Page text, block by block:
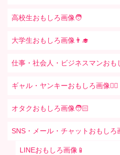
高校生おもしろ画像🧑
大学生おもしろ画像👨‍🎓
仕事・社会人・ビジネスマンおも
ギャル・ヤンキーおもしろ画像👱‍♀️
オタクおもしろ画像🧑🏻
SNS・メール・チャットおもしろ
LINEおもしろ画像📱